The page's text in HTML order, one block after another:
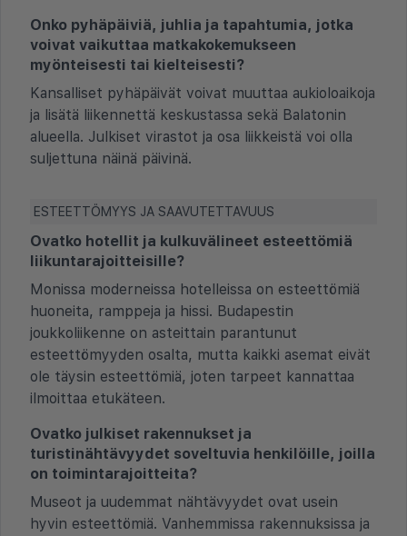
Onko pyhäpäiviä, juhlia ja tapahtumia, jotka
voivat vaikuttaa matkakokemukseen
myönteisesti tai kielteisesti?
Kansalliset pyhäpäivät voivat muuttaa aukioloaikoja
ja lisätä liikennettä keskustassa sekä Balatonin
alueella. Julkiset virastot ja osa liikkeistä voi olla
suljettuna näinä päivinä.
ESTEETTÖMYYS JA SAAVUTETTAVUUS
Ovatko hotellit ja kulkuvälineet esteettömiä
liikuntarajoitteisille?
Monissa moderneissa hotelleissa on esteettömiä
huoneita, ramppeja ja hissi. Budapestin
joukkoliikenne on asteittain parantunut
esteettömyyden osalta, mutta kaikki asemat eivät
ole täysin esteettömiä, joten tarpeet kannattaa
ilmoittaa etukäteen.
Ovatko julkiset rakennukset ja
turistinähtävyydet soveltuvia henkilöille, joilla
on toimintarajoitteita?
Museot ja uudemmat nähtävyydet ovat usein
hyvin esteettömiä. Vanhemmissa rakennuksissa ja